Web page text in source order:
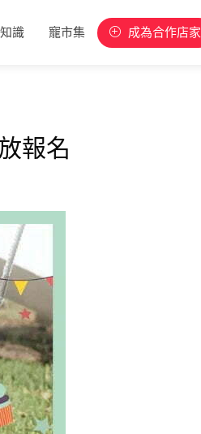
識 寵市集 成為合作店家
報名